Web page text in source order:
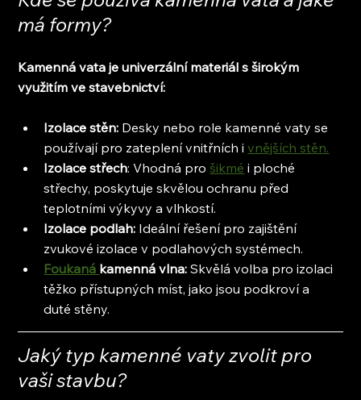
má formy?
Kamenná vata je univerzální materiál s širokým
využitím ve stavebnictví:
Izolace stěn: Desky nebo role kamenné vaty se
používají pro zateplení vnitřních i vnějších stěn.
Izolace střech: Vhodná pro šikmé i ploché
střechy, poskytuje skvělou ochranu před
teplotními výkyvy a vlhkostí.
Izolace podlah: Ideální řešení pro zajištění
zvukové izolace v podlahových systémech.
Foukaná kamenná vlna: Skvělá volba pro izolaci
těžko přístupných míst, jako jsou podkroví a
duté stěny.
Jaký typ kamenné vaty zvolit pro
vaši stavbu?